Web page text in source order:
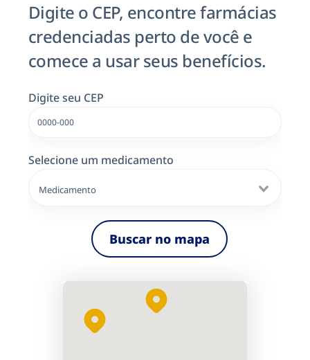
Digite o CEP, encontre farmácias
credenciadas perto de você e
comece a usar seus benefícios.
Digite seu CEP
Selecione um medicamento
Buscar no mapa